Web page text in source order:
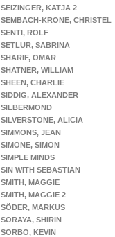
SEIZINGER, KATJA 2
SEMBACH-KRONE, CHRISTEL
SENTI, ROLF
SETLUR, SABRINA
SHARIF, OMAR
SHATNER, WILLIAM
SHEEN, CHARLIE
SIDDIG, ALEXANDER
SILBERMOND
SILVERSTONE, ALICIA
SIMMONS, JEAN
SIMONE, SIMON
SIMPLE MINDS
SIN WITH SEBASTIAN
SMITH, MAGGIE
SMITH, MAGGIE 2
SÖDER, MARKUS
SORAYA, SHIRIN
SORBO, KEVIN